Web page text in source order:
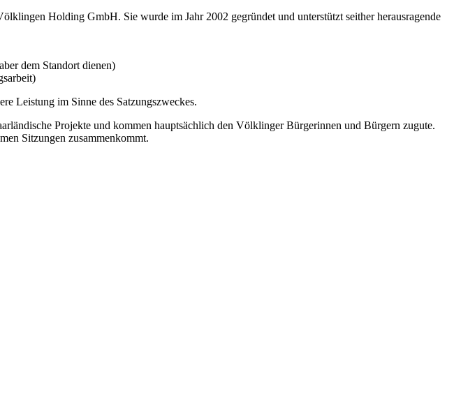
Holding GmbH. Sie wurde im Jahr 2002 gegründet und unterstützt seither herausragende
dem Standort dienen)
Leistung im Sinne des Satzungszweckes.
Projekte und kommen hauptsächlich den Völklinger Bürgerinnen und Bürgern zugute.
Sitzungen zusammenkommt.